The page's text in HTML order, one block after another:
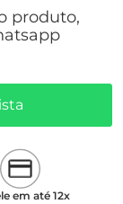
mol/L
sem cabo
produto,
em até 12x